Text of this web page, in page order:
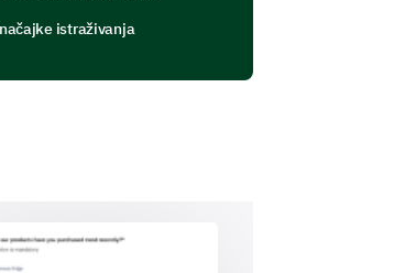
da biste uspjeli u
istraživanja